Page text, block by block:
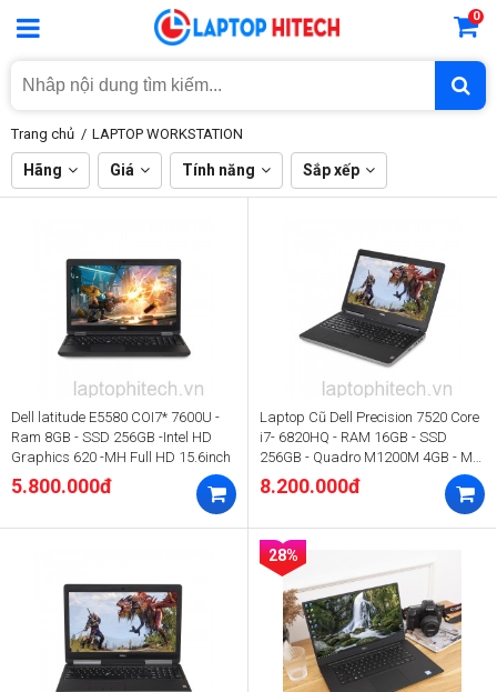
0
Trang chủ LAPTOP WORKSTATION
Hãng Giá Tính năng Sắp xếp
Dell latitude E5580 COI7* 7600U -
Ram 8GB - SSD 256GB -Intel HD
Graphics 620 -MH Full HD 15.6inch
5.800.000đ
Laptop Cũ Dell Precision 7520 Core
i7- 6820HQ - RAM 16GB - SSD
256GB - Quadro M1200M 4GB - MH
15.6" FHD
8.200.000đ
28%